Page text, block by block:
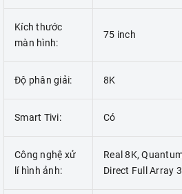
Kích thước
màn hình:
75 inch
Độ phân giải: 8K
Smart Tivi: Có
Công nghệ xử
lí hình ảnh:
Real 8K,
Direct Full Array